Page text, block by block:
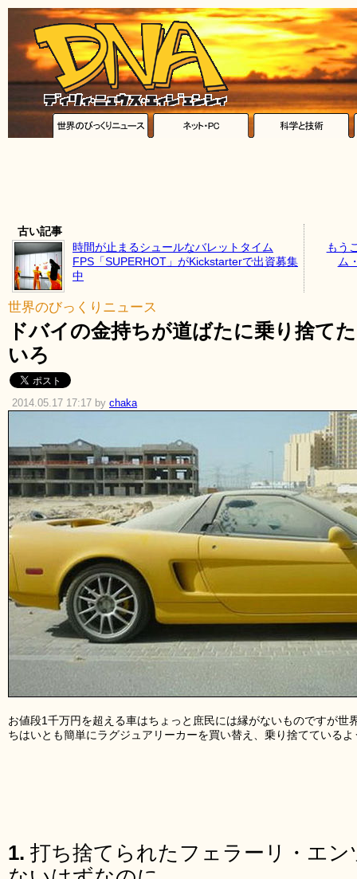
古い記事
時間が止まるシュールなバレットタイム
FPS「SUPERHOT」がKickstarterで出資募集
中
もう
ム
世界のびっくりニュース
ドバイの金持ちが道ばたに乗り捨て
いろ
2014.05.17 17:17 by chaka
お値段1千万円を超える車はちょっと庶民には縁がないものですが世
ちはいとも簡単にラグジュアリーカーを買い替え、乗り捨てているよ
1. 打ち捨てられたフェラーリ・エ